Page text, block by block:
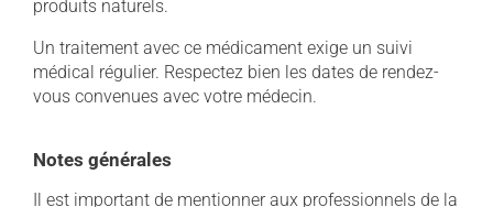
produits naturels.
Un traitement avec ce médicament exige un suivi
médical régulier. Respectez bien les dates de rendez-
vous convenues avec votre médecin.
Notes générales
Il est important de mentionner aux professionnels de la